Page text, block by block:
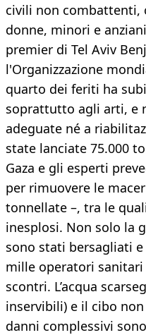
civili non combattenti,
donne, minori e
premier di Tel Aviv
l'Organizzazione
quarto dei feriti ha
soprattutto agli arti, e
adeguate né a
state lanciate 75.000
Gaza e gli esperti
per rimuovere le
tonnellate –, tra le
inesplosi. Non solo la
sono stati bersagliati
mille operatori
scontri. L’acqua
inservibili) e il cibo
danni complessivi